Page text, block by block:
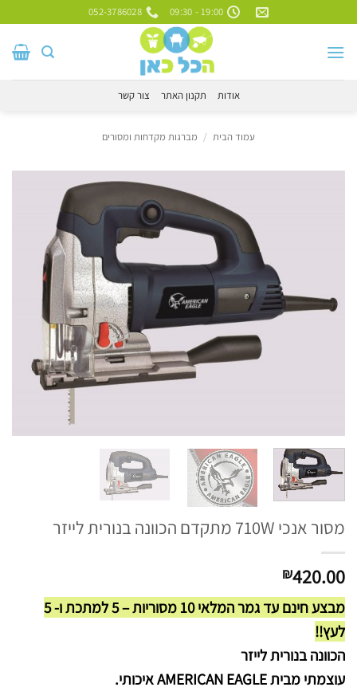
to
content
19:00 - 09:30
052-3786028
אודות תקנון האתר צור קשר
עמוד הבית / מברגות מקדחות ומסורים
מסור אנכי 710W מתקדם הכוונה בנורית לייזר
₪420.00
מבצע חינם עד גמר המלאי 10 מסוריות – 5 למתכת ו- 5
לעץ!!
הכוונה בנורית לייזר
עוצמתי מבית AMERICAN EAGLE איכותי.